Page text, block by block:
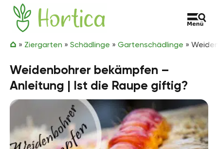
Zum Inhalt springen
Hortica
» Ziergarten » Schädlinge » Gartenschädlinge »
Weidenbohrer bekämpfen –
Anleitung | Ist die Raupe giftig?